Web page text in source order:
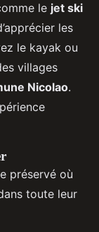
le jet ski
les
le kayak ou
villages
Nicolao.
préservé où
toute leur